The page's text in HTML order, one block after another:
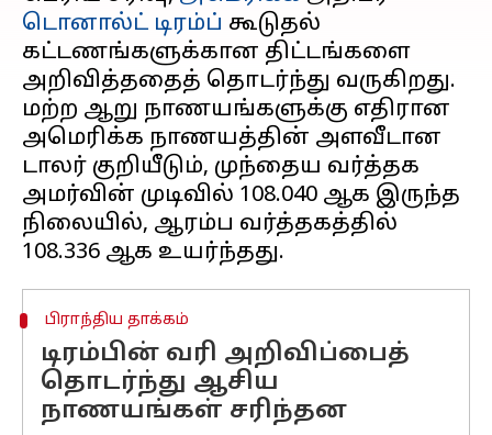
டொனால்ட் டிரம்ப் கூடுதல்
கட்டணங்களுக்கான திட்டங்களை
அறிவித்ததைத் தொடர்ந்து வருகிறது.
மற்ற ஆறு நாணயங்களுக்கு எதிரான
அமெரிக்க நாணயத்தின் அளவீடான
டாலர் குறியீடும், முந்தைய வர்த்தக
அமர்வின் முடிவில் 108.040 ஆக இருந்த
நிலையில், ஆரம்ப வர்த்தகத்தில்
பிராந்திய தாக்கம்
டிரம்பின் வரி அறிவிப்பைத்
தொடர்ந்து ஆசிய
நாணயங்கள் சரிந்தன